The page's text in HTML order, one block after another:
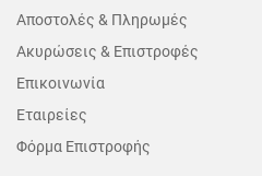
Αποστολές & Πληρωμές
Ακυρώσεις & Επιστροφές
Επικοινωνία
Εταιρείες
Φόρμα Επιστροφής